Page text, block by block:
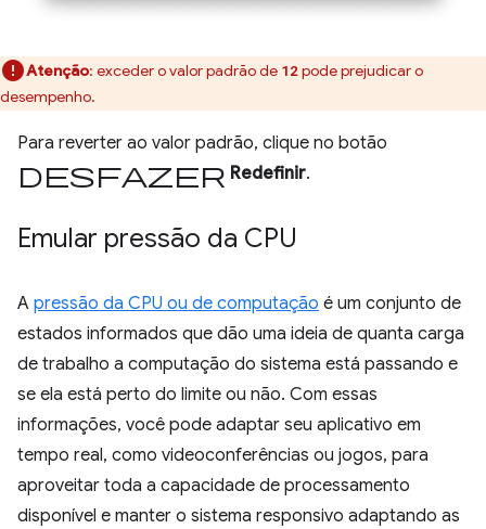
Atenção: exceder o valor padrão de 12pode prejudicar o
desempenho.
Para reverter ao valor padrão, clique no botão
desfazer Redefinir.
Emular pressão da CPU
A pressão da CPU ou de computação é um conjunto de
estados informados que dão uma ideia de quanta carga
de trabalho a computação do sistema está passando e
se ela está perto do limite ou não. Com essas
informações, você pode adaptar seu aplicativo em
tempo real, como videoconferências ou jogos, para
aproveitar toda a capacidade de processamento
disponível e manter o sistema responsivo adaptando as